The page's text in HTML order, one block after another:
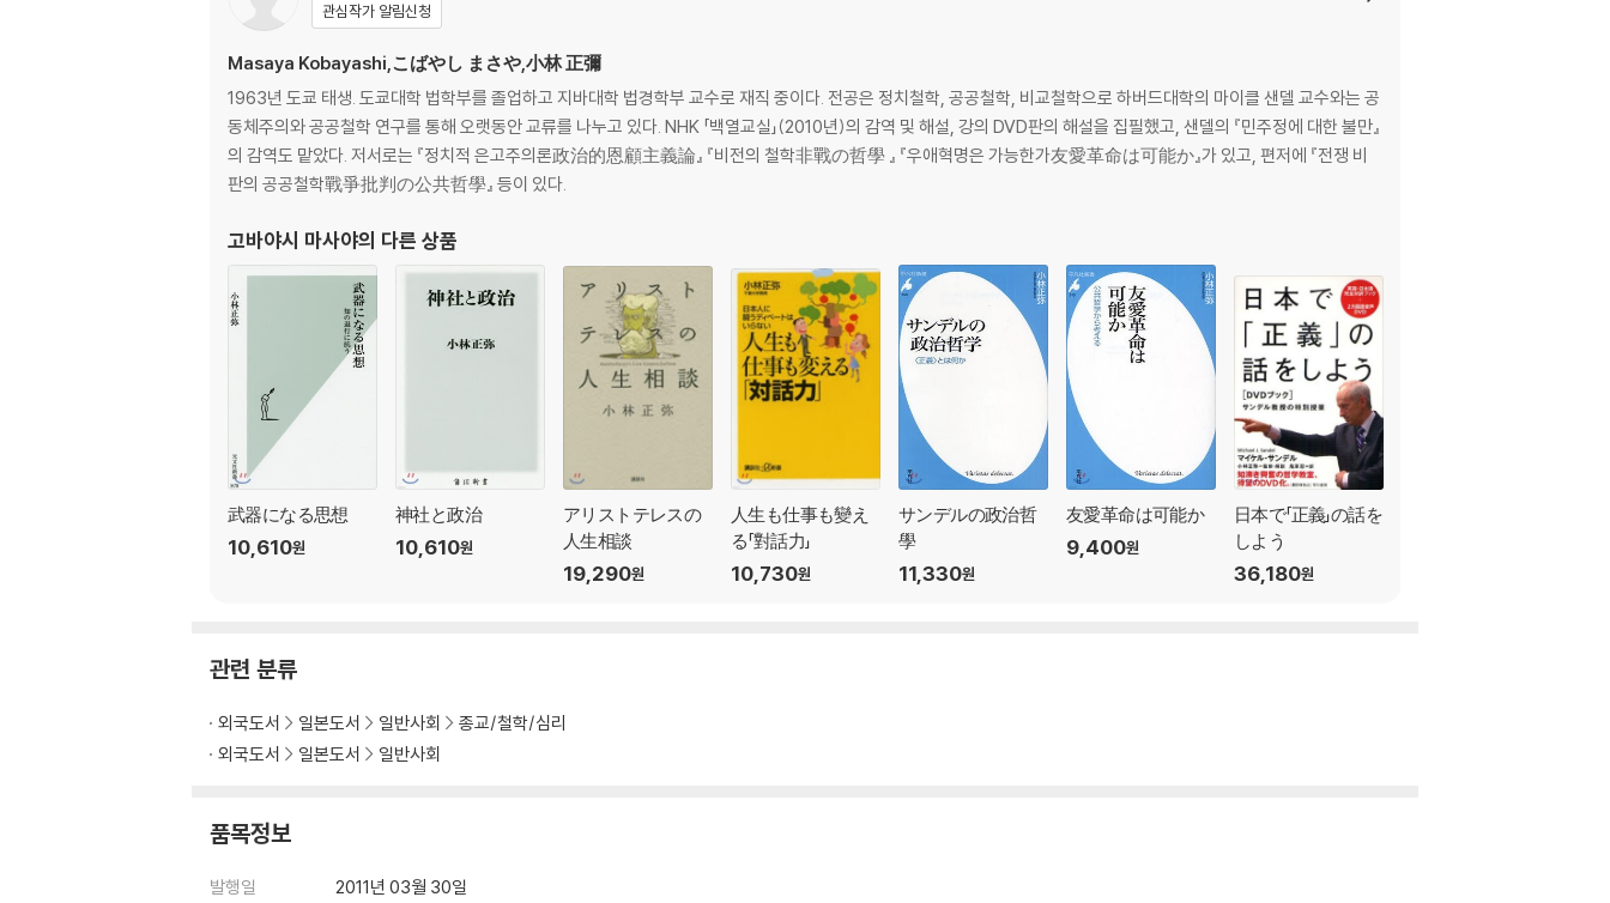
관심작가 알림신청
Masaya Kobayashi,こばやし まさや,小林 正彌
1963년 도쿄 태생. 도쿄대학 법학부를 졸업하고 지바대학 법경학부 교수로 재직 중이다. 전공은 정치철학, 공공철학, 비교철학으로 하버드대학의 마이클 샌델 교수와는 공
동체주의와 공공철학 연구를 통해 오랫동안 교류를 나누고 있다. NHK 「백열교실」(2010년)의 감역 및 해설, 강의 DVD판의 해설을 집필했고, 샌델의 『민주정에 대한 불만』
의 감역도 맡았다. 저서로는 『정치적 은고주의론政治的恩顧主義論』 『비전의 철학非戰の哲學 』 『우애혁명은 가능한가友愛革命は可能か』가 있고, 편저에 『전쟁 비
판의 공공철학戰爭批判の公共哲學』 등이 있다.
고바야시 마사야의 다른 상품
武器になる思想
10,610원
神社と政治
10,610원
アリストテレスの
人生相談
19,290원
人生も仕事も變え
る「對話力」
10,730원
サンデルの政治哲
學
11,330원
友愛革命は可能か
9,400원
日本で「正義」の話を
しよう
36,180원
관련 분류
외국도서 일본도서 일반사회
종교/철학/심리
외국도서
일본도서 일반사회
품목정보
발행일 2011년 03월 30일